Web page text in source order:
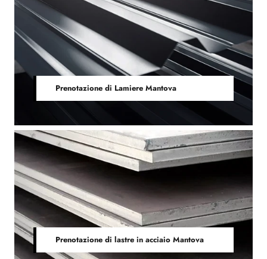
Prenotazione di Lamiere Mantova
Prenotazione di lastre in acciaio Mantova